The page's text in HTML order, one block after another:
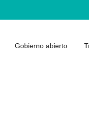
Gobierno abierto